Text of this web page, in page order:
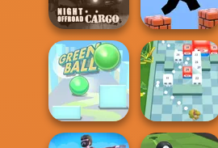
Xmas Special
Funny Shooter 2
Night OffRoad
Cargo
Parkour Block 3D